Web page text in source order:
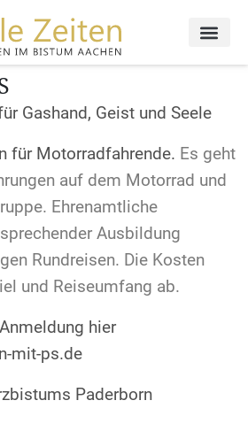
Gashand, Geist und Seele
für Motorradfahrende. Es geht
auf dem Motorrad und
Ehrenamtliche
Ausbildung
Rundreisen. Die Kosten
und Reiseumfang ab.
hier
mit-ps.de
Paderborn